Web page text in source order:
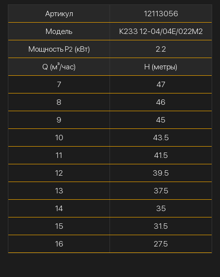
Артикул
12113056
Модель
К233 12-04/04Е/022М2
Мощность P2 (кВт)
2.2
Q (м³/час)
H (метры)
7
47
8
46
9
45
10
43.5
11
41.5
12
39.5
13
37.5
14
35
15
31.5
16
27.5